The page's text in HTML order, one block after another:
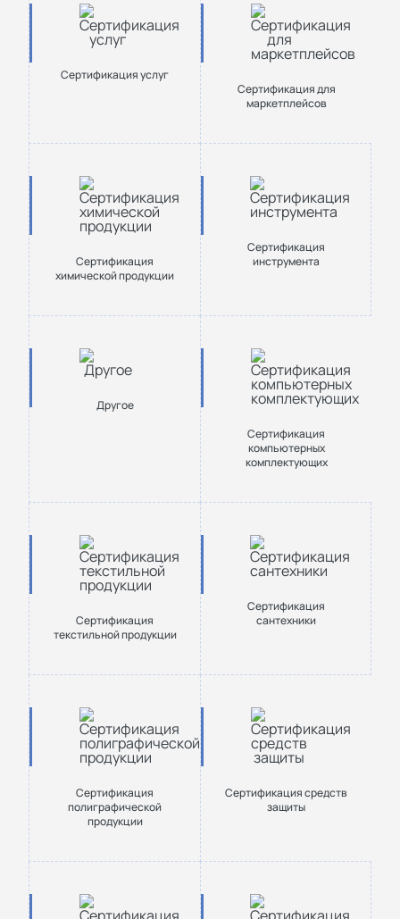
Сертификация услуг
Сертификация для
маркетплейсов
Сертификация
химической продукции
Сертификация
инструмента
Другое
Сертификация
компьютерных
комплектующих
Cертификация
текстильной продукции
Сертификация
сантехники
Сертификация
полиграфической
продукции
Сертификация средств
защиты